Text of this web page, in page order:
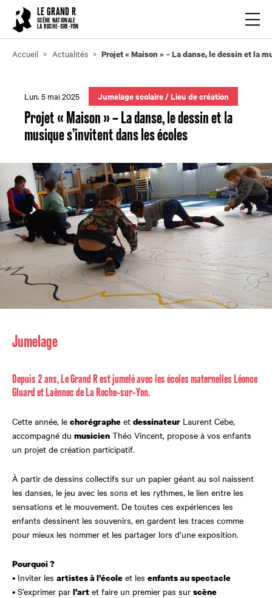
LE GRAND R
SCÈNE NATIONALE
LA ROCHE-SUR-YON
Accueil Actualités Projet « Maison » – La danse, le dessin et la
Lun. 5 mai 2025 Jumelage scolaire/ Lieu de création
Projet « Maison » – La danse, le dessin et la
musique s’invitent dans les écoles
Jumelage
Depuis 2 ans, Le Grand R est jumelé avec les écoles maternelles Léonce
Gluard et Laënnec de La Roche-sur-Yon.
Cette année, le chorégraphe et dessinateur Laurent Cebe,
accompagné du musicien Théo Vincent, propose à vos enfants
un projet de création participatif.
À partir de dessins collectifs sur un papier géant au sol naissent
les danses, le jeu avec les sons et les rythmes, le lien entre les
sensations et le mouvement. De toutes ces expériences les
enfants dessinent les souvenirs, en gardent les traces comme
pour mieux les nommer et les partager lors d’une exposition.
Pourquoi ?
• Inviter les artistes à l’école et les enfants au spectacle
• S’exprimer par l’art et faire un premier pas sur scène
Cookies management panel